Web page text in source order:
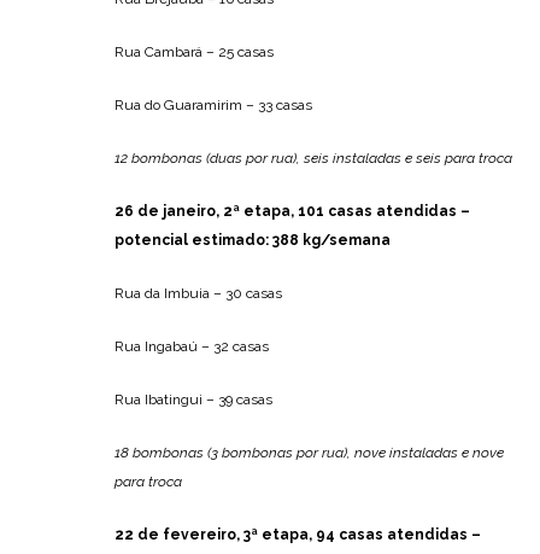
Rua Cambará – 25 casas
Rua do Guaramirim – 33 casas
12 bombonas (duas por rua), seis instaladas e seis para troca
26 de janeiro, 2ª etapa, 101 casas atendidas –
potencial estimado: 388 kg/semana
Rua da Imbuia – 30 casas
Rua Ingabaú – 32 casas
Rua Ibatingui – 39 casas
18 bombonas (3 bombonas por rua), nove instaladas e nove
para troca
22 de fevereiro, 3ª etapa, 94 casas atendidas –